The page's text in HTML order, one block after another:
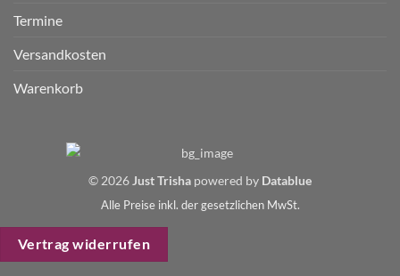
Termine
Versandkosten
Warenkorb
© 2026 Just Trisha powered by Datablue
Alle Preise inkl. der gesetzlichen MwSt.
Vertrag widerrufen